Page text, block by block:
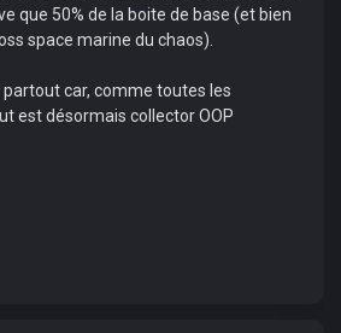
que 50% de la boite de base (et bien
space marine du chaos).
car, comme toutes les
est désormais collector OOP